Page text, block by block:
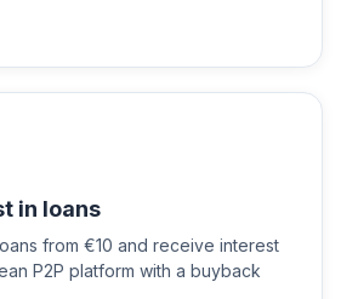
in loans
from €10 and receive interest
P2P platform with a buyback